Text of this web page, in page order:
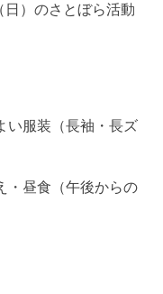
）のさとぼら活動
い服装（長袖・長ズ
・昼食（午後からの